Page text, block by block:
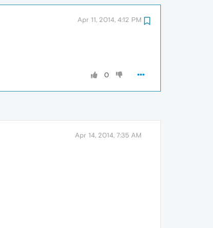
Apr 11, 2014, 4:12 PM
0
Apr 14, 2014, 7:35 AM